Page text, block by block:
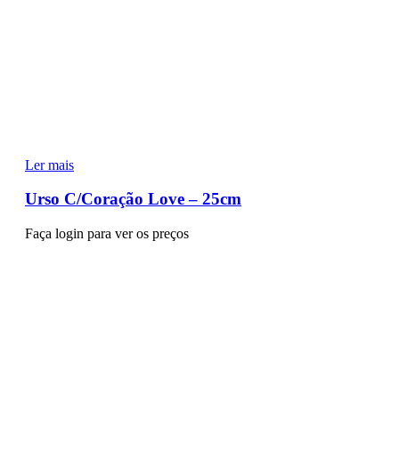
Ler mais
Urso C/Coração Love – 25cm
Faça login para ver os preços